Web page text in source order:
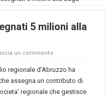
5 milioni alla
un commento
regionale d’Abruzzo ha
assegna un contributo di
regionale che gestisce